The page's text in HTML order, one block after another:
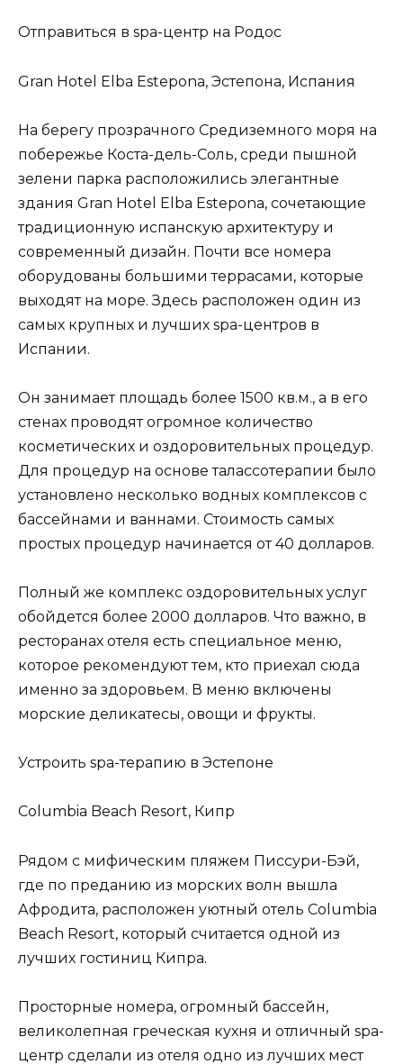
Отправиться в spa-центр на Родос
Gran Hotel Elba Estepona, Эстепона, Испания
На берегу прозрачного Средиземного моря на
побережье Коста-дель-Соль, среди пышной
зелени парка расположились элегантные
здания Gran Hotel Elba Estepona, сочетающие
традиционную испанскую архитектуру и
современный дизайн. Почти все номера
оборудованы большими террасами, которые
выходят на море. Здесь расположен один из
самых крупных и лучших spa-центров в
Испании.
Он занимает площадь более 1500 кв.м., а в его
стенах проводят огромное количество
косметических и оздоровительных процедур.
Для процедур на основе талассотерапии было
установлено несколько водных комплексов с
бассейнами и ваннами. Стоимость самых
простых процедур начинается от 40 долларов.
Полный же комплекс оздоровительных услуг
обойдется более 2000 долларов. Что важно, в
ресторанах отеля есть специальное меню,
которое рекомендуют тем, кто приехал сюда
именно за здоровьем. В меню включены
морские деликатесы, овощи и фрукты.
Устроить spa-терапию в Эстепоне
Columbia Beach Resort, Кипр
Рядом с мифическим пляжем Писсури-Бэй,
где по преданию из морских волн вышла
Афродита, расположен уютный отель Columbia
Beach Resort, который считается одной из
лучших гостиниц Кипра.
Просторные номера, огромный бассейн,
великолепная греческая кухня и отличный spa-
центр сделали из отеля одно из лучших мест